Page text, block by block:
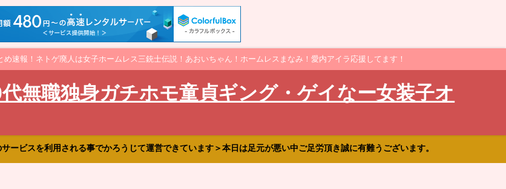
速報！ネトゲ廃人は女子ホームレス三銃士伝説！あおいちゃん！ホームレスまなみ！愛内アイラ応援してます！
無職独身ガチホモ童貞ギング・ゲイなー女装子オ
ービスを利用される事でかろうじて運営できています＞本日は足元が悪い中ご足労頂き誠に有難うございます。